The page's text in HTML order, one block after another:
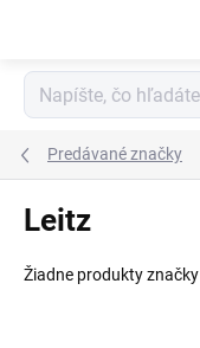
Predávané značky
Leitz
Žiadne produkty značky